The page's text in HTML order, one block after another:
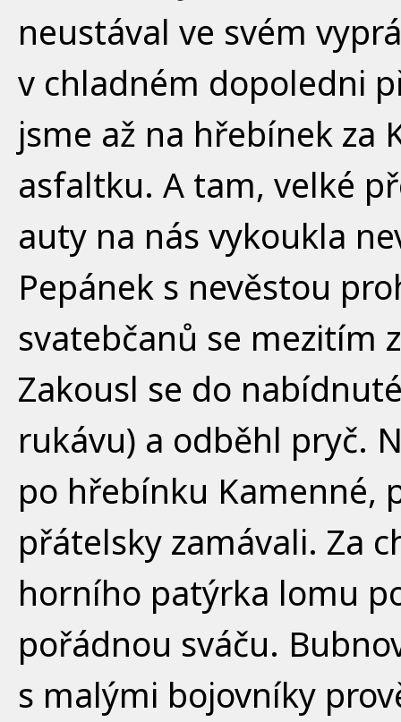
neustával ve svém
v chladném dopoledni
jsme až na hřebínek za
asfaltku. A tam, velké
auty na nás vykoukla
Pepánek s nevěstou
svatebčanů se mezitím
Zakousl se do
rukávu) a odběhl pryč.
po hřebínku Kamenné,
přátelsky zamávali. Za
horního patýrka lomu
pořádnou sváču.
s malými bojovníky